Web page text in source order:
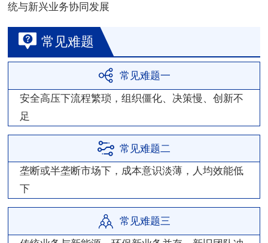
统与新兴业务协同发展
常见难题
常见难题一
安全高压下流程繁琐，组织僵化、决策慢、创新不
足
常见难题二
垄断或半垄断市场下，成本意识淡薄，人均效能低
下
常见难题三